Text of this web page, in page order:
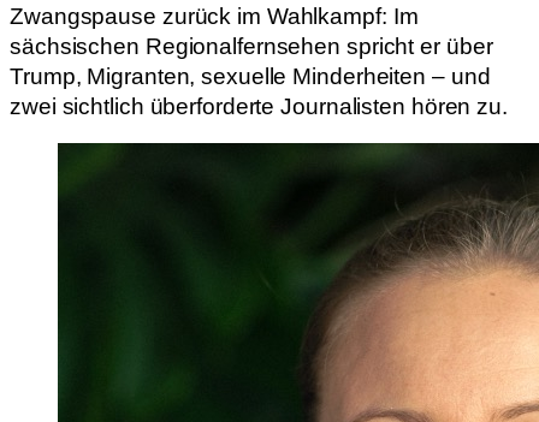
Zwangspause zurück im Wahlkampf: Im
sächsischen Regionalfernsehen spricht er über
Trump, Migranten, sexuelle Minderheiten – und
zwei sichtlich überforderte Journalisten hören zu.